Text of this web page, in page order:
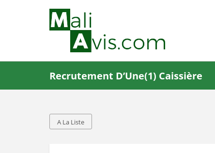
Recrutement D’Une(1) Caissière
A La Liste